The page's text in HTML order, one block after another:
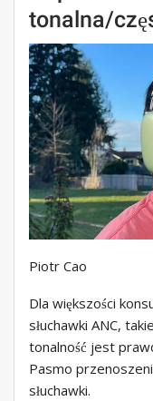
tonalna/
Piotr Cao
Dla większości
słuchawki ANC,
tonalność jest
Pasmo
słuchawki.